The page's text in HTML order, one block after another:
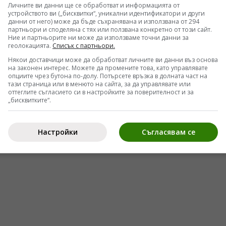
на територията на Украйна. Финансовият
хартия – той представлява преструктуриране
и екологичните програми на ЕС остават на
и автономни бойни системи. Но тук
може да издържи такова натоварване без
внушително, но реалното им покритие с
Франция и Италия все още среща
Личните ви данни ще се обработват и информацията от
устройството ви („бисквитки“, уникални идентификатори и други
данни от него) може да бъде съхранявана и използвана от 294
партньори и споделяна с тях или ползвана конкретно от този сайт.
Ние и партньорите ни може да използваме точни данни за
геолокацията. Списък с партньори.
Някои доставчици може да обработват личните ви данни въз основа
на законен интерес. Можете да промените това, като управлявате
опциите чрез бутона по-долу. Потърсете връзка в долната част на
тази страница или в менюто на сайта, за да управлявате или
оттеглите съгласието си в настройките за поверителност и за
„бисквитките“.
Съгласявам се
Настройки